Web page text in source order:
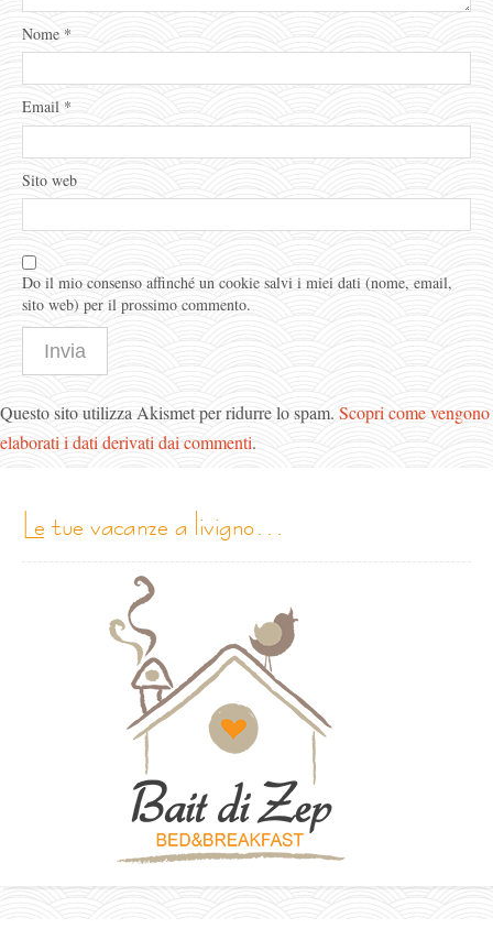
Nome *
Email *
Sito web
Do il mio consenso affinché un cookie salvi i miei dati (nome, email,
sito web) per il prossimo commento.
Questo sito utilizza Akismet per ridurre lo spam. Scopri come vengono
elaborati i dati derivati dai commenti.
le tue vacanze a livigno…